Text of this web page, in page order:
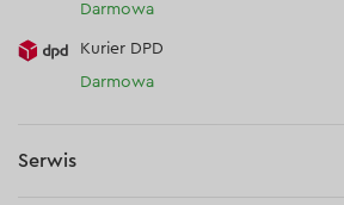
Darmowa
Kurier DPD
Darmowa
Serwis